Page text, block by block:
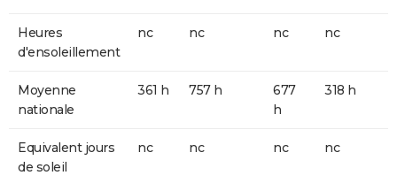
Heures
d'ensoleillement
nc nc nc nc
Moyenne
nationale
361 h 757 h
677
h
318 h
Equivalent jours
de soleil
nc nc nc nc